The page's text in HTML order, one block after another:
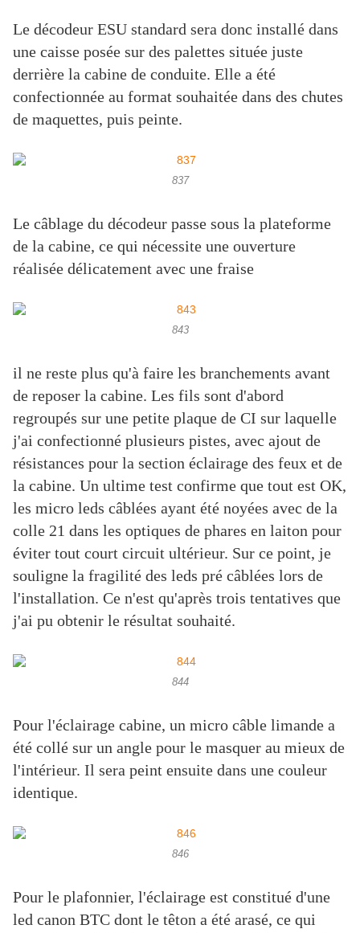
Le décodeur ESU standard sera donc installé dans
une caisse posée sur des palettes située juste
derrière la cabine de conduite. Elle a été
confectionnée au format souhaitée dans des chutes
de maquettes, puis peinte.
837
Le câblage du décodeur passe sous la plateforme
de la cabine, ce qui nécessite une ouverture
réalisée délicatement avec une fraise
843
il ne reste plus qu'à faire les branchements avant
de reposer la cabine. Les fils sont d'abord
regroupés sur une petite plaque de CI sur laquelle
j'ai confectionné plusieurs pistes, avec ajout de
résistances pour la section éclairage des feux et de
la cabine. Un ultime test confirme que tout est OK,
les micro leds câblées ayant été noyées avec de la
colle 21 dans les optiques de phares en laiton pour
éviter tout court circuit ultérieur. Sur ce point, je
souligne la fragilité des leds pré câblées lors de
l'installation. Ce n'est qu'après trois tentatives que
j'ai pu obtenir le résultat souhaité.
844
Pour l'éclairage cabine, un micro câble limande a
été collé sur un angle pour le masquer au mieux de
l'intérieur. Il sera peint ensuite dans une couleur
identique.
846
Pour le plafonnier, l'éclairage est constitué d'une
led canon BTC dont le têton a été arasé, ce qui